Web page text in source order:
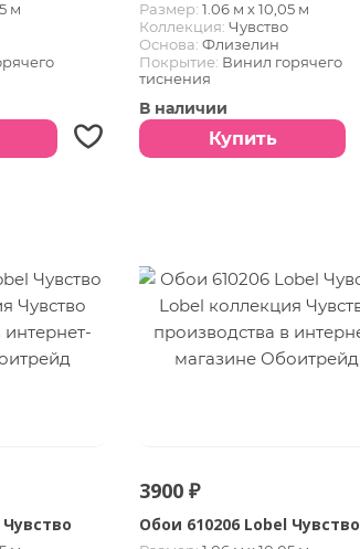
м
Размер: 1.06 м х 10,05 м
Коллекция: Чувство
Основа: Флизелин
Покрытие: Винил горячего
тиснения
В наличии
Купить
3900 ₽
Обои 610206 Lobel Чувство